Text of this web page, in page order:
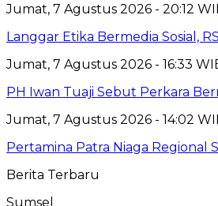
Jumat, 7 Agustus 2026 - 20:12
Langgar Etika Bermedia Sosial,
Jumat, 7 Agustus 2026 - 16:33
PH Iwan Tuaji Sebut Perkara
Jumat, 7 Agustus 2026 - 14:02
Pertamina Patra Niaga Regional
Berita Terbaru
Sumsel